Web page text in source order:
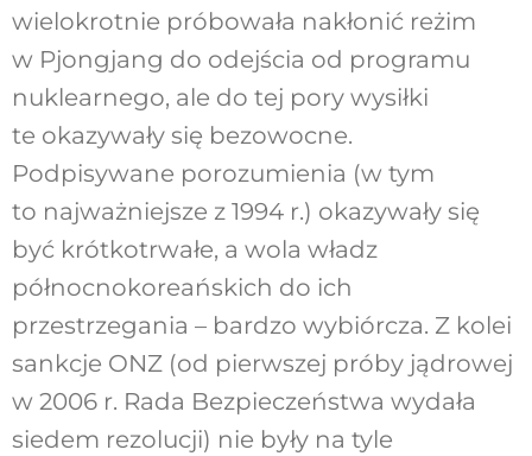
wielokrotnie próbowała nakłonić reżim
w Pjongjang do odejścia od programu
nuklearnego, ale do tej pory wysiłki
te okazywały się bezowocne.
Podpisywane porozumienia (w tym
to najważniejsze z 1994 r.) okazywały się
być krótkotrwałe, a wola władz
północnokoreańskich do ich
przestrzegania – bardzo wybiórcza. Z kolei
sankcje ONZ (od pierwszej próby jądrowej
w 2006 r. Rada Bezpieczeństwa wydała
siedem rezolucji) nie były na tyle